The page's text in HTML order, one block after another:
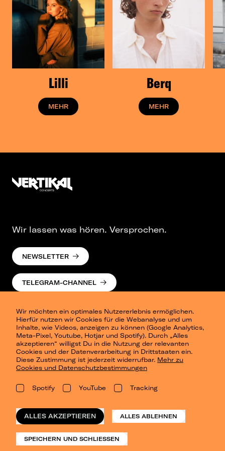
& JONASauf ihrer Reise des Erwachsenwerdens
mit. So handelt das Album von Ups und
Downs, von Zukunftsängsten, den großen und
kleinen Dingen im Leben und dass es letztlich
in allem Negativen etwas Positives gibt.
Ihr zweites Album „TWO SPOONS SUGAR“
erschien am 21. Februar. Anschließend
präsentierten es
live vor ihren Fans.
Im Dezember geht die TWO SPOONS SUGAR
TOUR in eine zweite Runde!
Lilli
MEHR
Berq
MEHR
Wir möchten ein optimales Nutzererlebnis ermöglichen.
Hierfür nutzen wir Cookies für die Webanalyse und um
Inhalte, wie Videos, anzeigen zu können (Google Analytics,
Meta-Pixel, Youtube, Hotjar und Spotify). Durch „Alles
akzeptieren“ willigst Du in die Nutzung der relevanten
Cookies und der Datenverarbeitung in Drittstaaten ein.
Diese Zustimmung ist jederzeit widerrufbar. Mehr zu
Cookies und Datenschutzbestimmungen
Spotify YouTube Tracking
ALLES AKZEPTIEREN ALLES ABLEHNEN
SPEICHERN UND SCHLIESSEN
Wir lassen was hören. Versprochen.
NEWSLETTER
TELEGRAM-CHANNEL
Presse
Berlin
Dresden
Leipzig
Konzertsommer Petersberg
Vergangene Shows
o_team
Datenschutz
Impressum